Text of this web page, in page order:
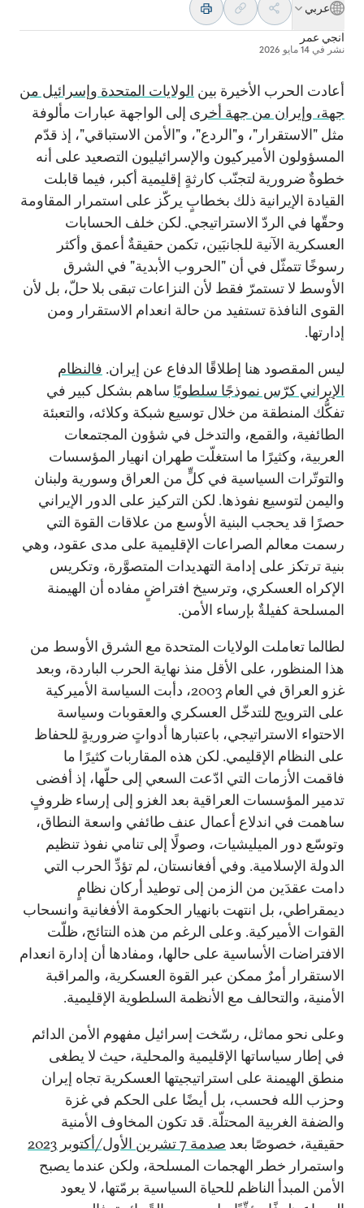
عربي
انجي عمر
نشر في 14 مايو 2026
أعادت الحرب الأخيرة بين الولايات المتحدة وإسرائيل من
جهة، وإيران من جهة أخرى إلى الواجهة عبارات مألوفة
مثل "الاستقرار"، و"الردع"، و"الأمن الاستباقي"، إذ قدّم
المسؤولون الأميركيون والإسرائيليون التصعيد على أنه
خطوةٌ ضرورية لتجنّب كارثةٍ إقليمية أكبر، فيما قابلت
القيادة الإيرانية ذلك بخطابٍ يركّز على استمرار المقاومة
وحقّها في الردّ الاستراتيجي. لكن خلف الحسابات
العسكرية الآنية للجانبَين، تكمن حقيقةٌ أعمق وأكثر
رسوخًا تتمثّل في أن "الحروب الأبدية" في الشرق
الأوسط لا تستمرّ فقط لأن النزاعات تبقى بلا حلّ، بل لأن
القوى النافذة تستفيد من حالة انعدام الاستقرار ومن
إدارتها.
ليس المقصود هنا إطلاقًا الدفاع عن إيران. فالنظام
الإيراني كرّس نموذجًا سلطويًا ساهم بشكل كبير في
تفكُّك المنطقة من خلال توسيع شبكة وكلائه، والتعبئة
الطائفية، والقمع، والتدخل في شؤون المجتمعات
العربية، وكثيرًا ما استغلّت طهران انهيار المؤسسات
والتوتّرات السياسية في كلٍّ من العراق وسورية ولبنان
واليمن لتوسيع نفوذها. لكن التركيز على الدور الإيراني
حصرًا قد يحجب البنية الأوسع من علاقات القوة التي
رسمت معالم الصراعات الإقليمية على مدى عقود، وهي
بنية ترتكز على إدامة التهديدات المتصوَّرة، وتكريس
الإكراه العسكري، وترسيخ افتراضٍ مفاده أن الهيمنة
المسلحة كفيلةٌ بإرساء الأمن.
لطالما تعاملت الولايات المتحدة مع الشرق الأوسط من
هذا المنظور، على الأقل منذ نهاية الحرب الباردة، وبعد
غزو العراق في العام 2003، دأبت السياسة الأميركية
على الترويج للتدخّل العسكري والعقوبات وسياسة
الاحتواء الاستراتيجي، باعتبارها أدواتٍ ضروريةٍ للحفاظ
على النظام الإقليمي. لكن هذه المقاربات كثيرًا ما
فاقمت الأزمات التي ادّعت السعي إلى حلّها، إذ أفضى
تدمير المؤسسات العراقية بعد الغزو إلى إرساء ظروفٍ
ساهمت في اندلاع أعمال عنف طائفي واسعة النطاق،
وتوسّع دور الميليشيات، وصولًا إلى تنامي نفوذ تنظيم
الدولة الإسلامية. وفي أفغانستان، لم تؤدِّ الحرب التي
دامت عقدَين من الزمن إلى توطيد أركان نظامٍ
ديمقراطي، بل انتهت بانهيار الحكومة الأفغانية وانسحاب
القوات الأميركية. وعلى الرغم من هذه النتائج، ظلّت
الافتراضات الأساسية على حالها، ومفادها أن إدارة انعدام
الاستقرار أمرٌ ممكن عبر القوة العسكرية، والمراقبة
الأمنية، والتحالف مع الأنظمة السلطوية الإقليمية.
وعلى نحو مماثل، رسّخت إسرائيل مفهوم الأمن الدائم
في إطار سياساتها الإقليمية والمحلية، حيث لا يطغى
منطق الهيمنة على استراتيجيتها العسكرية تجاه إيران
وحزب الله فحسب، بل أيضًا على الحكم في غزة
والضفة الغربية المحتلّة. قد تكون المخاوف الأمنية
حقيقية، خصوصًا بعد صدمة 7 تشرين الأول/أكتوبر 2023
واستمرار خطر الهجمات المسلحة، ولكن عندما يصبح
الأمن المبدأ الناظم للحياة السياسية برمّتها، لا يعود